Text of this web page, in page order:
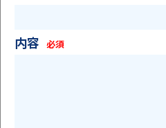
内容 必須